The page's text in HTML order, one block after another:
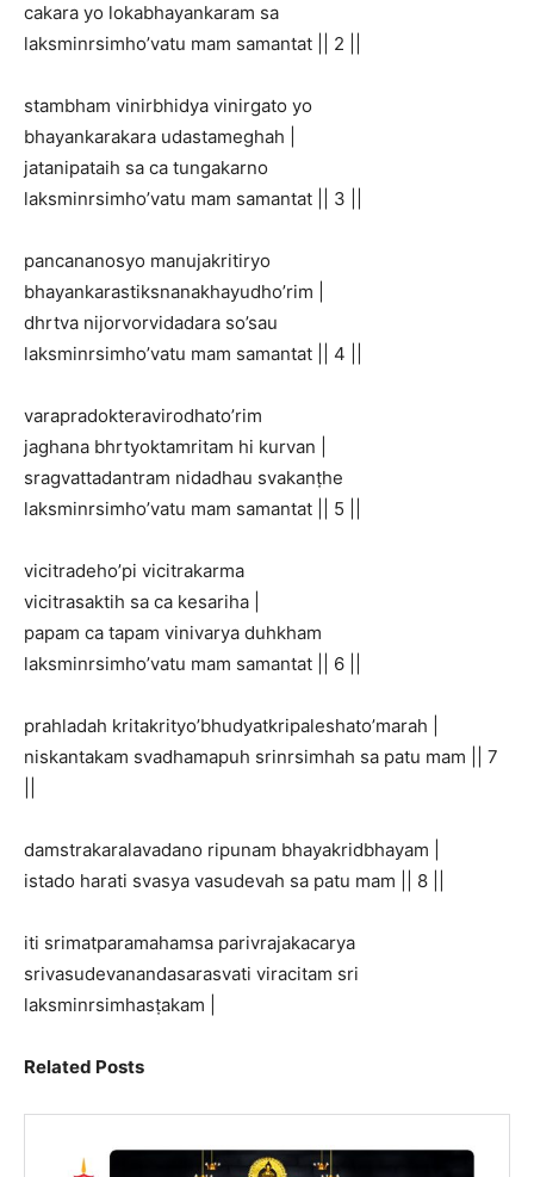
cakara yo lokabhayankaram sa
laksminrsimho’vatu mam samantat || 2 ||
stambham vinirbhidya vinirgato yo
bhayankarakara udastameghah |
jatanipataih sa ca tungakarno
laksminrsimho’vatu mam samantat || 3 ||
pancananosyo manujakritiryo
bhayankarastiksnanakhayudho’rim |
dhrtva nijorvorvidadara so’sau
laksminrsimho’vatu mam samantat || 4 ||
varapradokteravirodhato’rim
jaghana bhrtyoktamritam hi kurvan |
sragvattadantram nidadhau svakanṭhe
laksminrsimho’vatu mam samantat || 5 ||
vicitradeho’pi vicitrakarma
vicitrasaktih sa ca kesariha |
papam ca tapam vinivarya duhkham
laksminrsimho’vatu mam samantat || 6 ||
prahladah kritakrityo’bhudyatkripaleshato’marah |
niskantakam svadhamapuh srinrsimhah sa patu mam || 7
damstrakaralavadano ripunam bhayakridbhayam |
istado harati svasya vasudevah sa patu mam || 8 ||
iti srimatparamahamsa parivrajakacarya
srivasudevanandasarasvati viracitam sri
laksminrsimhasṭakam |
Related Posts